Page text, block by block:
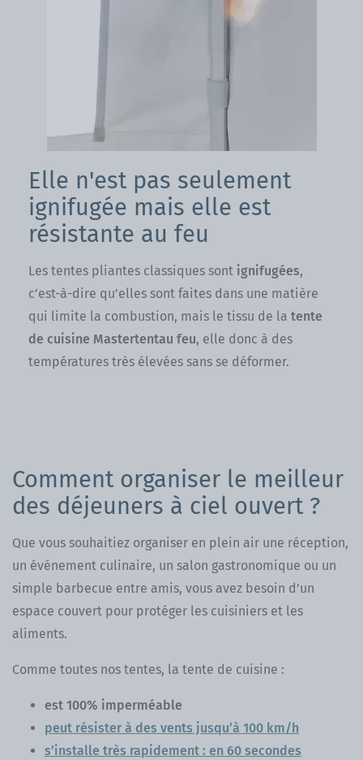
Elle n'est pas seulement
ignifugée mais elle est
résistante au feu
Les tentes pliantes classiques sont ignifugées,
c’est-à-dire qu’elles sont faites dans une matière
qui limite la combustion, mais le tissu de la tente
de cuisine Mastertentau feu, elle donc à des
températures très élevées sans se déformer.
Comment organiser le meilleur
des déjeuners à ciel ouvert ?
Que vous souhaitiez organiser en plein air une réception,
un événement culinaire, un salon gastronomique ou un
simple barbecue entre amis, vous avez besoin d’un
espace couvert pour protéger les cuisiniers et les
aliments.
Comme toutes nos tentes, la tente de cuisine :
est 100% imperméable
peut résister à des vents jusqu’à 100 km/h
s’installe très rapidement : en 60 secondes